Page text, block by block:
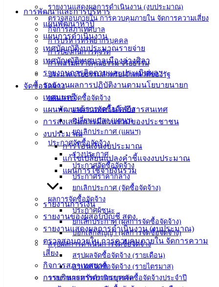
รายงานแสดงผลการดำเนินงาน (งบประมาณ)
ตรวจสอบภายใน การควบคุมภายใน จัดการความเสี่ยง
กิจการสภาเทศบาล
การบริหารทรัพยากรบุคคล
การป้องกันการทุจริต
การเสริมสร้างคุณธรรม จริยธรรม
ประมวลจริยธรรมสำหรับเจ้าหน้าที่ของรัฐ
จัดซื้อจัดจ้าง
แผนการจัดซื้อจัดจ้าง
แผนการจัดซื้อจัดจ้าง
เปลี่ยนแปลง (แผนฯ)
ยกเลิกประกาศ (แผนฯ)
ประกาศจัดซื้อจัดจ้าง
ร่างประกาศ
ประกาศจัดซื้อจัดจ้าง
ประกาศราคากลาง
ยกเลิกประกาศ (จัดซื้อจัดจ้าง)
ผลการจัดซื้อจัดจ้าง
ประกาศผู้ชนะ
ยกเลิกประกาศ (ผลการจัดซื้อจัดจ้าง)
บอกเลิกสัญญา (ผลการจัดซื้อจัดจ้าง)
สรุปผลการดำเนินการจัดซื้อจัดจ้าง
สรุปผลจัดซื้อจัดจ้าง (รายเดือน)
สรุปผลจัดซื้อจัดจ้าง (รายไตรมาส)
รายงานผลการดำเนินการจัดซื้อจัดจ้างประจำปี
การพัฒนาและการบริหาร
แผนพัฒนาห้าปี
แผนการดำเนินงาน
เทศบัญญัติงบประมาณรายจ่าย
เทศบัญญัติเทศบาลเมืองอ่างศิลา
รายงานการติดตามและประเมินผลฯ
รายงานผลการปฏิบัติงานตามนโยบายนายก
เทศมนตรี
แผนพัฒนาด้านเทคโนโลยีสารสนเทศ
การส่งเสริมการมีส่วนร่วมของประชาชน
งบประมาณ
การโอนเงินงบประมาณ
แก้ไขเปลี่ยนแปลงคำชี้แจงงบประมาณ
แผนการใช้จ่ายงินรวม
รายงานการเงิน
รายงานของผู้สอบบัญชี สตง.
รายงานแสดงผลการดำเนินงาน (งบประมาณ)
ตรวจสอบภายใน การควบคุมภายใน จัดการความ
เสี่ยง
กิจการสภาเทศบาล
การบริหารทรัพยากรบุคคล
น่ารู้
ศุนย์
ข้อมูล
ข่าวสาร
อิเล็กทรอนิกส์
องค์
ความรู้
(Knowledge
Management)
ติดต่อ
เทศบาล
เทศบาล
ผู้บริหาร
และ
หัวหน้า
ราชการ
สภา